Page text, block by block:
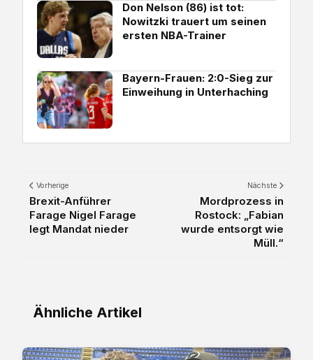
Don Nelson (86) ist tot:
Nowitzki trauert um seinen
ersten NBA-Trainer
Bayern-Frauen: 2:0-Sieg zur
Einweihung in Unterhaching
Vorherige
Brexit-Anführer
Farage Nigel Farage
legt Mandat nieder
Nächste
Mordprozess in
Rostock: „Fabian
wurde entsorgt wie
Müll.“
Ähnliche Artikel